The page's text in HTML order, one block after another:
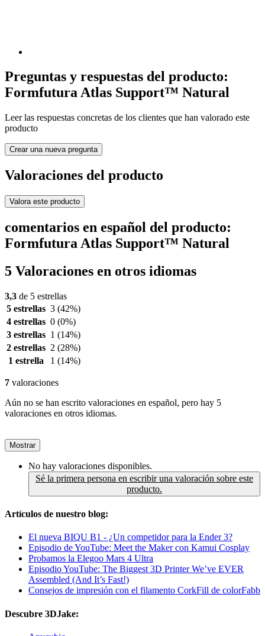
Preguntas y respuestas del producto:
Formfutura Atlas Support™ Natural
Leer las respuestas concretas de los clientes que han valorado este
producto
Crear una nueva pregunta
Valoraciones del producto
Valora este producto
comentarios en español del producto:
Formfutura Atlas Support™ Natural
5 Valoraciones en otros idiomas
3,3 de 5 estrellas
5 estrellas 3 (42%)
4 estrellas 0 (0%)
3 estrellas 1 (14%)
2 estrellas 2 (28%)
1 estrella
1 (14%)
7 valoraciones
Aún no se han escrito valoraciones en español, pero hay 5
valoraciones en otros idiomas.
Mostrar
No hay valoraciones disponibles.
Sé la primera persona en escribir una valoración sobre este
producto.
Artículos de nuestro blog:
El nueva BIQU B1 - ¿Un competidor para la Ender 3?
Episodio de YouTube: Meet the Maker con Kamui Cosplay
Probamos la Elegoo Mars 4 Ultra
Episodio YouTube: The Biggest 3D Printer We’ve EVER
Assembled (And It’s Fast!)
Consejos de impresión con el filamento CorkFill de colorFabb
Descubre 3DJake: